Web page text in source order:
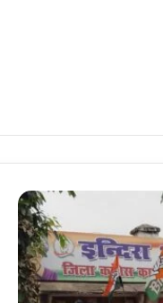
कांग्रेस
के
हर
कार्यकर्ता
को
करना